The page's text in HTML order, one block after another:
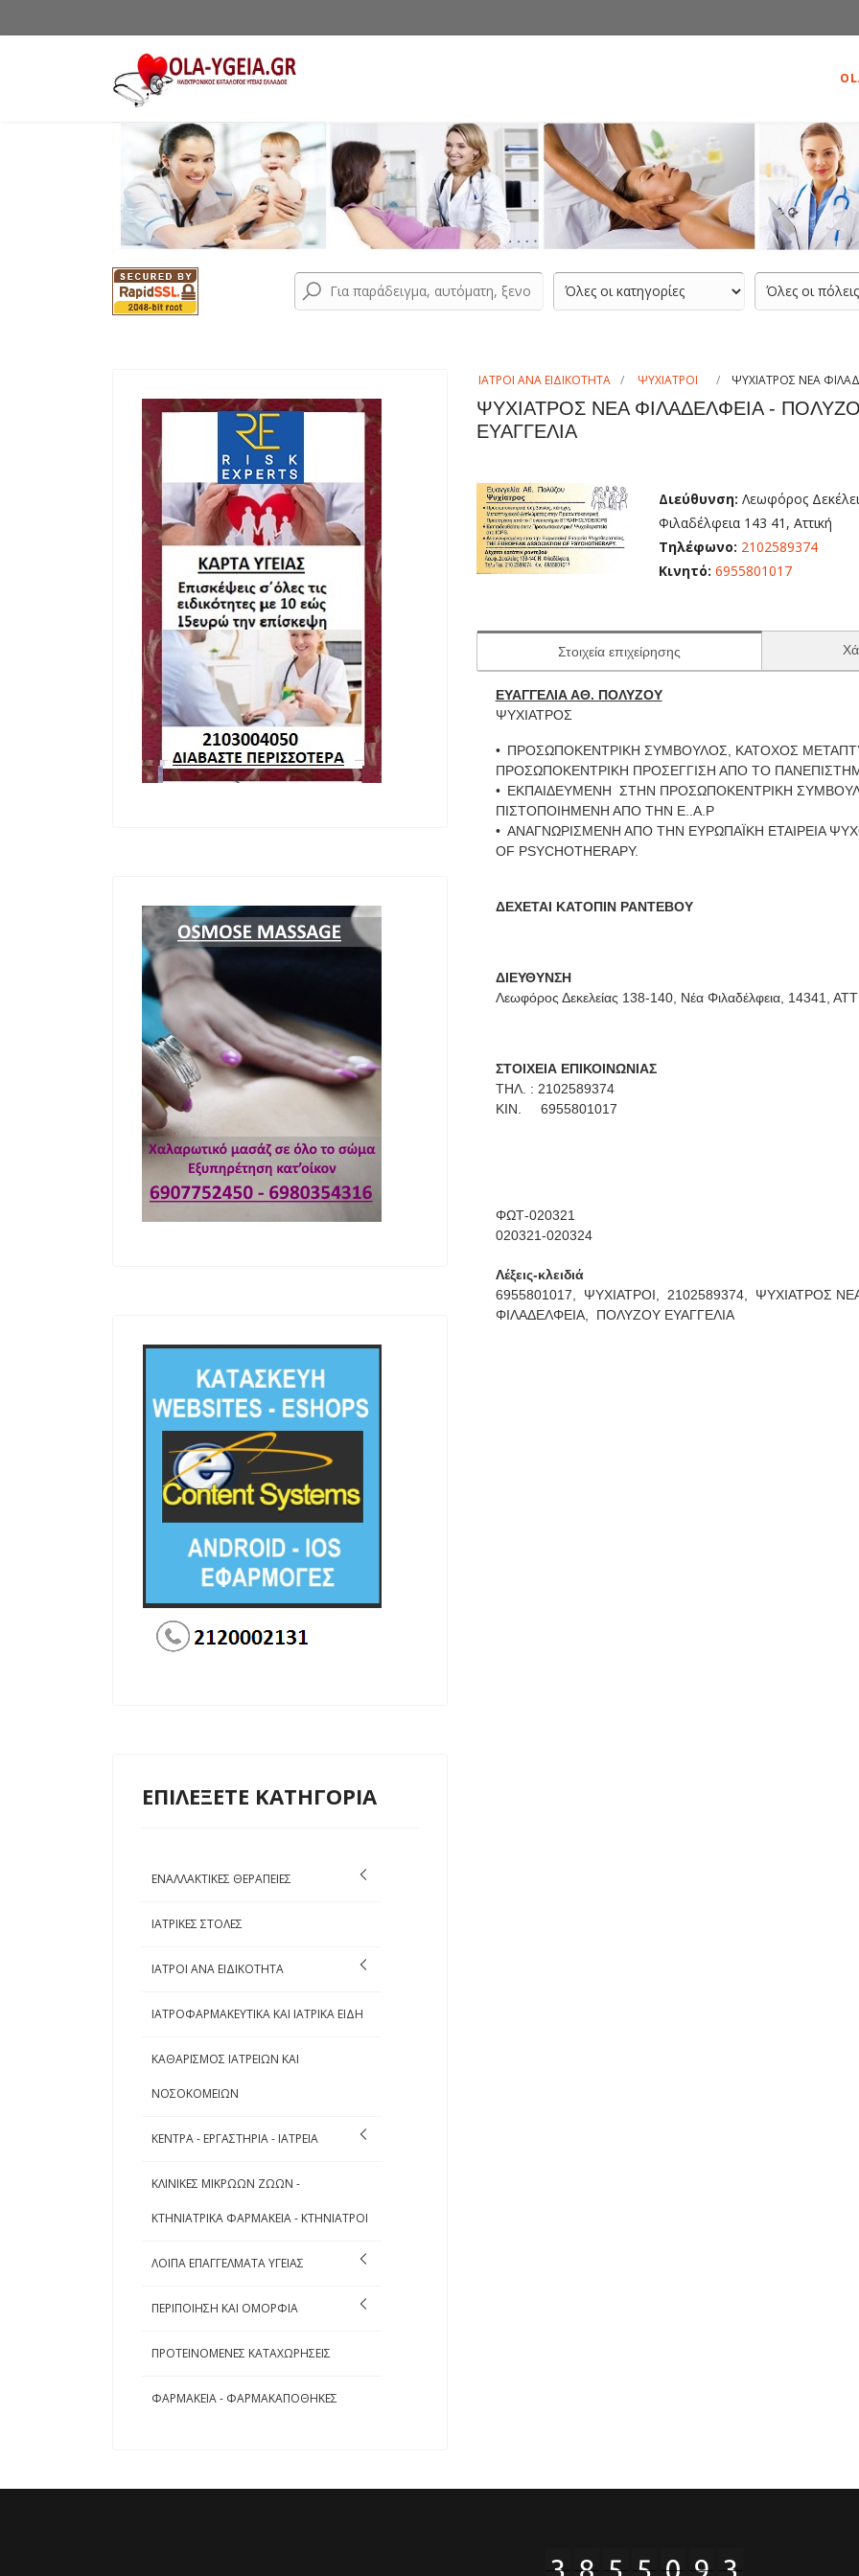
ΕΠΙΛΕΞΕΤΕ ΚΑΤΗΓΟΡΙΑ
ΕΝΑΛΛΑΚΤΙΚΕΣ ΘΕΡΑΠΕΙΕΣ
ΙΑΤΡΙΚΕΣ ΣΤΟΛΕΣ
ΙΑΤΡΟΙ ΑΝΑ ΕΙΔΙΚΟΤΗΤΑ
ΙΑΤΡΟΦΑΡΜΑΚΕΥΤΙΚΑ ΚΑΙ ΙΑΤΡΙΚΑ ΕΙΔΗ
ΚΑΘΑΡΙΣΜΟΣ ΙΑΤΡΕΙΩΝ ΚΑΙ
ΝΟΣΟΚΟΜΕΙΩΝ
ΚΕΝΤΡΑ - ΕΡΓΑΣΤΗΡΙΑ - ΙΑΤΡΕΙΑ
ΚΛΙΝΙΚΕΣ ΜΙΚΡΩΩΝ ΖΩΩΝ -
ΚΤΗΝΙΑΤΡΙΚΑ ΦΑΡΜΑΚΕΙΑ - ΚΤΗΝΙΑΤΡΟΙ
ΛΟΙΠΑ ΕΠΑΓΓΕΛΜΑΤΑ ΥΓΕΙΑΣ
ΠΕΡΙΠΟΙΗΣΗ ΚΑΙ ΟΜΟΡΦΙΑ
ΠΡΟΤΕΙΝΟΜΕΝΕΣ ΚΑΤΑΧΩΡΗΣΕΙΣ
ΦΑΡΜΑΚΕΙΑ - ΦΑΡΜΑΚΑΠΟΘΗΚΕΣ
ΙΑΤΡΟΙ ΑΝΑ ΕΙΔΙΚΟΤΗΤΑ ΨΥΧΙΑΤΡΟΙ ΨΥΧΙΑΤΡΟΣ ΝΕΑ
ΨΥΧΙΑΤΡΟΣ ΝΕΑ ΦΙΛΑΔΕΛΦΕΙΑ -
ΕΥΑΓΓΕΛΙΑ
Διεύθυνση: Λεωφόρος
Φιλαδέλφεια 143 41, Αττική
Τηλέφωνο: 2102589374
Κινητό: 6955801017
Στοιχεία επιχείρησης
ΕΥΑΓΓΕΛΙΑ ΑΘ. ΠΟΛΥΖΟΥ
ΨΥΧΙΑΤΡΟΣ
ΠΡΟΣΩΠΟΚΕΝΤΡΙΚΗ ΣΥΜΒΟΥΛΟΣ, ΚΑΤΟΧΟΣ
ΠΡΟΣΩΠΟΚΕΝΤΡΙΚΗ ΠΡΟΣΕΓΓΙΣΗ ΑΠΟ ΤΟ
ΕΚΠΑΙΔΕΥMENH ΣΤΗΝ ΠΡΟΣΩΠΟΚΕΝΤΡΙΚΗ
ΠΙΣΤΟΠΟΙΗΜΕΝΗ ΑΠΟ ΤΗΝ Ε..Α.P
ΑΝΑΓΝΩΡΙΣΜΕΝΗ ΑΠΟ ΤΗΝ ΕΥΡΩΠΑΪΚΗ ΕΤΑΙΡΕΙΑ
OF PSYCHOTHERAPY.
ΔΕΧΕΤΑΙ ΚΑΤΟΠΙΝ ΡΑΝΤΕΒΟΥ
ΔΙΕΥΘΥΝΣΗ
Λεωφόρος Δεκελείας 138-140, Νέα Φιλαδέλφεια, 14341,
ΣΤΟΙΧΕΙΑ ΕΠΙΚΟΙΝΩΝΙΑΣ
ΤΗΛ. : 2102589374
ΚΙΝ. 6955801017
ΦΩΤ-020321
020321-020324
Λέξεις-κλειδιά
6955801017,
ΨΥΧΙΑΤΡΟΙ, 2102589374, ΨΥΧΙΑΤΡΟΣ
ΦΙΛΑΔΕΛΦΕΙΑ,
ΠΟΛΥΖΟΥ ΕΥΑΓΓΕΛΙΑ